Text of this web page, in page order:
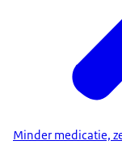
Minder medicatie,